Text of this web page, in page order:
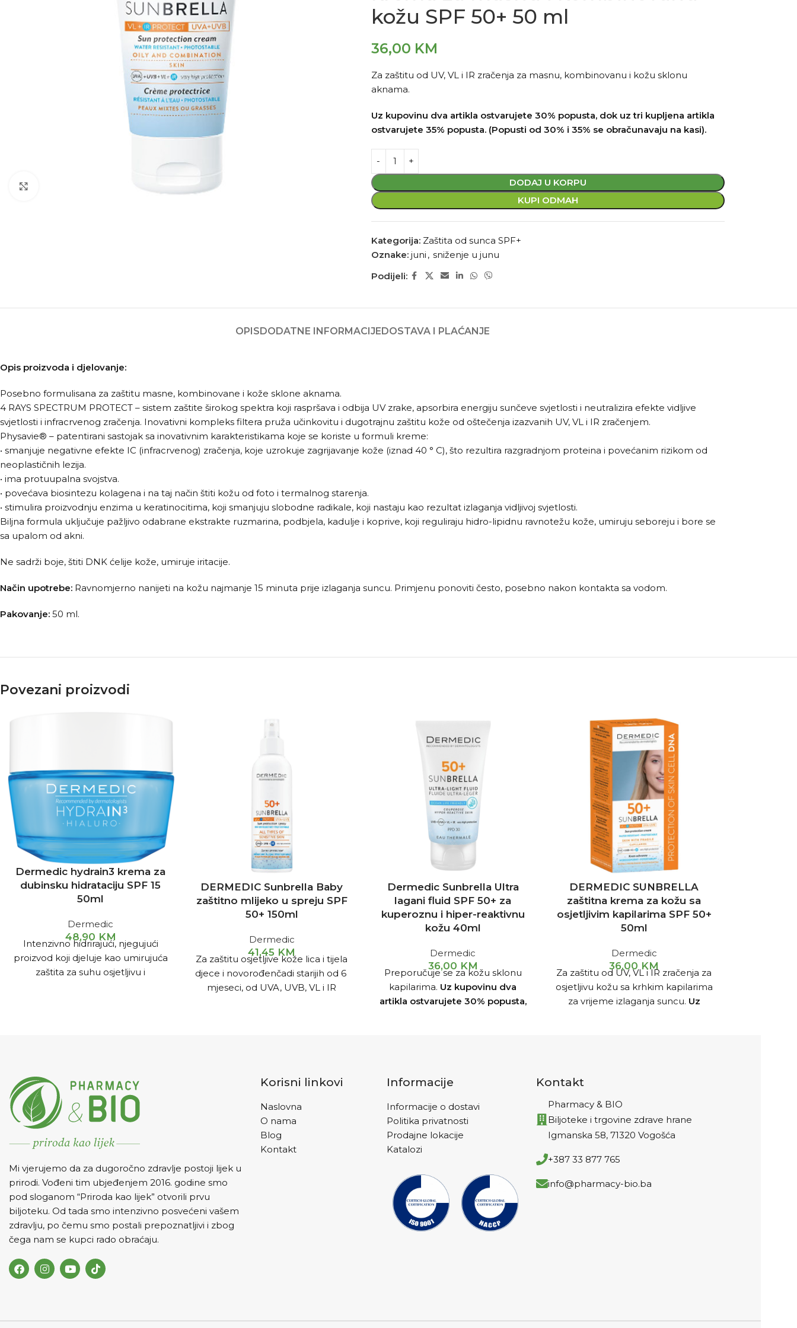
kožu SPF 50+ 50 ml
36,00 KM
Za zaštitu od UV, VL i IR zračenja za masnu, kombinovanu i kožu sklonu
aknama.
Uz kupovinu dva artikla ostvarujete 30% popusta, dok uz tri kupljena artikla
ostvarujete 35% popusta. (Popusti od 30% i 35% se obračunavaju na kasi).
DODAJ U KORPU
KUPI ODMAH
Kategorija: Zaštita od sunca SPF+
Oznake: juni , sniženje u junu
Podijeli:
OPISDODATNE INFORMACIJEDOSTAVA I PLAĆANJE
Opis proizvoda i djelovanje:
Posebno formulisana za zaštitu masne, kombinovane i kože sklone aknama.
4 RAYS SPECTRUM PROTECT – sistem zaštite širokog spektra koji raspršava i odbija UV zrake, apsorbira energiju sunčeve svjetlosti i neutralizira efekte vidljive
svjetlosti i infracrvenog zračenja. Inovativni kompleks filtera pruža učinkovitu i dugotrajnu zaštitu kože od oštečenja izazvanih UV, VL i IR zračenjem.
Physavie® – patentirani sastojak sa inovativnim karakteristikama koje se koriste u formuli kreme:
• smanjuje negativne efekte IC (infracrvenog) zračenja, koje uzrokuje zagrijavanje kože (iznad 40 ° C), što rezultira razgradnjom proteina i povećanim rizikom od
neoplastičnih lezija.
• ima protuupalna svojstva.
• povećava biosintezu kolagena i na taj način štiti kožu od foto i termalnog starenja.
• stimulira proizvodnju enzima u keratinocitima, koji smanjuju slobodne radikale, koji nastaju kao rezultat izlaganja vidljivoj svjetlosti.
Biljna formula uključuje pažljivo odabrane ekstrakte ruzmarina, podbjela, kadulje i koprive, koji reguliraju hidro-lipidnu ravnotežu kože, umiruju seboreju i bore se
sa upalom od akni.
Ne sadrži boje, štiti DNK ćelije kože, umiruje iritacije.
Način upotrebe: Ravnomjerno nanijeti na kožu najmanje 15 minuta prije izlaganja suncu. Primjenu ponoviti često, posebno nakon kontakta sa vodom.
Pakovanje: 50 ml.
Povezani proizvodi
Dermedic hydrain3 krema za
dubinsku hidrataciju SPF 15
50ml
Dermedic
48,90 KM
Intenzivno hidrirajući, njegujući
proizvod koji djeluje kao umirujuća
zaštita za suhu osjetljivu i
DERMEDIC Sunbrella Baby
zaštitno mlijeko u spreju SPF
50+ 150ml
Dermedic
41,45 KM
Za zaštitu osjetljive kože lica i tijela
djece i novorođenčadi starijih od 6
mjeseci, od UVA, UVB, VL i IR
Dermedic Sunbrella Ultra
lagani fluid SPF 50+ za
kuperoznu i hiper-reaktivnu
kožu 40ml
Dermedic
36,00 KM
Preporučuje se za kožu sklonu
kapilarima. Uz kupovinu dva
artikla ostvarujete 30% popusta,
DERMEDIC SUNBRELLA
zaštitna krema za kožu sa
osjetljivim kapilarima SPF 50+
50ml
Dermedic
36,00 KM
Za zaštitu od UV, VL i IR zračenja za
osjetljivu kožu sa krhkim kapilarima
za vrijeme izlaganja suncu. Uz
Mi vjerujemo da za dugoročno zdravlje postoji lijek u
prirodi. Vođeni tim ubjeđenjem 2016. godine smo
pod sloganom “Priroda kao lijek” otvorili prvu
biljoteku. Od tada smo intenzivno posvećeni vašem
zdravlju, po čemu smo postali prepoznatljivi i zbog
čega nam se kupci rado obraćaju.
Korisni linkovi
Naslovna
O nama
Blog
Kontakt
Informacije
Informacije o dostavi
Politika privatnosti
Prodajne lokacije
Katalozi
Kontakt
Pharmacy & BIO
Biljoteke i trgovine zdrave hrane
Igmanska 58, 71320 Vogošća
+387 33 877 765
info@pharmacy-bio.ba